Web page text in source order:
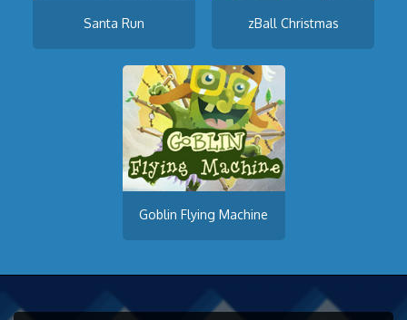
Santa Run zBall Christmas
Goblin Flying Machine